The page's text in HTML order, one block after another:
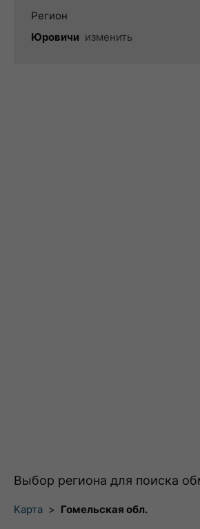
Регион
Юровичи изменить
Выбор региона для поиска
Карта > Гомельская обл.